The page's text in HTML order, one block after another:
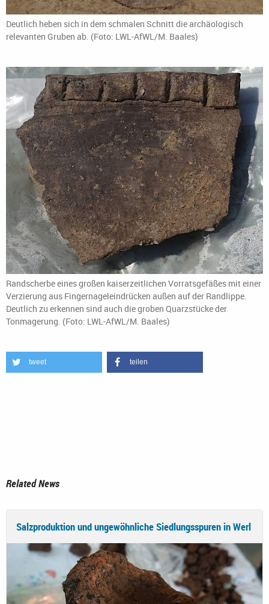
Deutlich heben sich in dem schmalen Schnitt die archäologisch
relevanten Gruben ab. (Foto: LWL-AfWL/M. Baales)
Randscherbe eines großen kaiserzeitlichen Vorratsgefäßes mit einer
Verzierung aus Fingernageleindrücken außen auf der Randlippe.
Deutlich zu erkennen sind auch die groben Quarzstücke der
Tonmagerung. (Foto: LWL-AfWL/M. Baales)
tweet teilen
Related News
Salzproduktion und ungewöhnliche Siedlungsspuren in Werl